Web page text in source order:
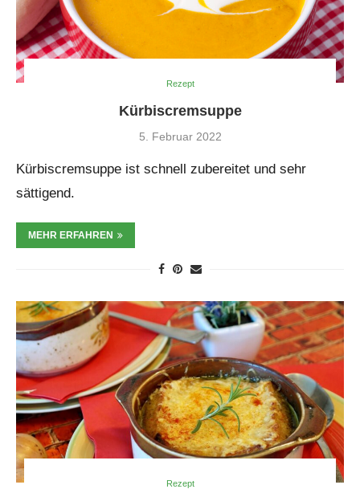
Rezept
Kürbiscremsuppe
5. Februar 2022
Kürbiscremsuppe ist schnell zubereitet und sehr
sättigend.
MEHR ERFAHREN
Rezept